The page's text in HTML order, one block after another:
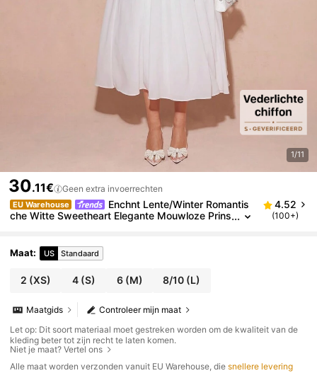
1/11
30.11€ Geen extra invoerrechten
EU Warehouse
Enchnt Lente/Winter Romantis
che Witte Sweetheart Elegante Mouwloze Prins
ardag & Vakantie & Zoete Date Night & Cocktail en
Gala, Jurk
4.52
(100+)
Maat: US Standaard
2 (XS) 4(S) 6(M) 8/10 (L)
Controleer mijn maat
Maatgids
Let op: Dit soort materiaal moet gestreken worden om de kwaliteit van de
kleding beter tot zijn recht te laten komen.
Niet je maat? Vertel ons
Alle maat worden verzonden vanuit EU Warehouse, diesnellere levering